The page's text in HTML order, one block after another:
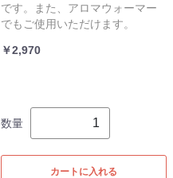
です。また、アロマウォーマー
でもご使用いただけます。
￥2,970
数量
カートに入れる